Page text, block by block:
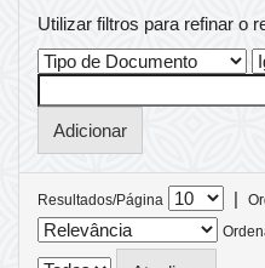
Utilizar filtros para refinar o
Resultados/Página |